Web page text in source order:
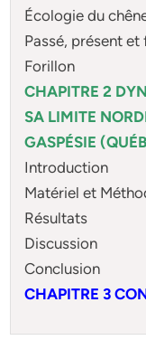
Écologie du
Passé, présent
Forillon
CHAPITRE 2
SA LIMITE
GASPÉSIE
Introduction
Matériel et
Résultats
Discussion
Conclusion
CHAPITRE 3